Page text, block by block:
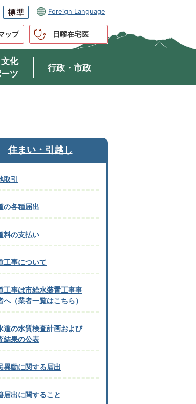
Foreign Language
ップ 日曜在宅医
化
ーツ
行政・市政
住まい・引越し
取引
の各種届出
料の支払い
工事について
工事は市給水装置工事事
へ（業者一覧はこちら）
道の水質検査計画および
結果の公表
異動に関する届出
届出に関すること